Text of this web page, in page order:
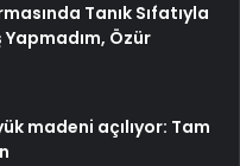
Tanık Sıfatıyla
Yapmadım, Özür
madeni açılıyor: Tam